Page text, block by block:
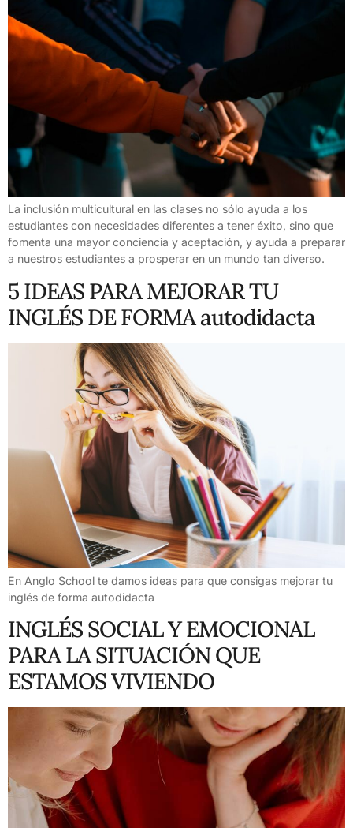
La inclusión multicultural en las clases no sólo ayuda a los
estudiantes con necesidades diferentes a tener éxito, sino que
fomenta una mayor conciencia y aceptación, y ayuda a preparar
a nuestros estudiantes a prosperar en un mundo tan diverso.
5 IDEAS PARA MEJORAR TU
INGLÉS DE FORMA autodidacta
En Anglo School te damos ideas para que consigas mejorar tu
inglés de forma autodidacta
INGLÉS SOCIAL Y EMOCIONAL
PARA LA SITUACIÓN QUE
ESTAMOS VIVIENDO